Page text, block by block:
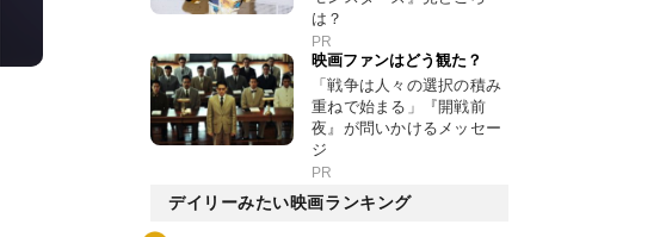
は？
PR
映画ファンはどう観た？
「戦争は人々の選択の積み
重ねで始まる」『開戦前
夜』が問いかけるメッセー
ジ
PR
デイリーみたい映画ランキング